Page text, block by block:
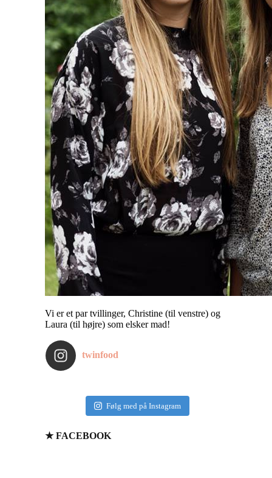
Vi er et par tvillinger, Christine (til venstre) og
Laura (til højre) som elsker mad!
twinfood
Følg med på Instagram
★ FACEBOOK